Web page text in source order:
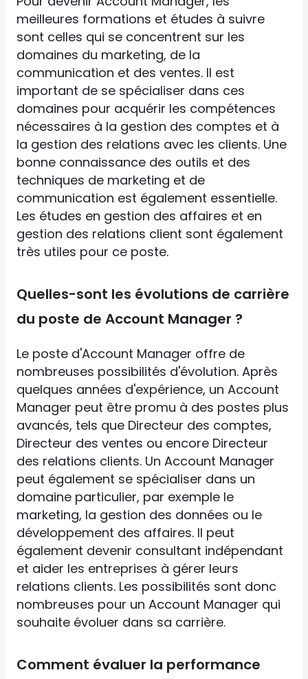
meilleures formations et études à suivre
sont celles qui se concentrent sur les
domaines du marketing, de la
communication et des ventes. Il est
important de se spécialiser dans ces
domaines pour acquérir les compétences
nécessaires à la gestion des comptes et à
la gestion des relations avec les clients. Une
bonne connaissance des outils et des
techniques de marketing et de
communication est également essentielle.
Les études en gestion des affaires et en
gestion des relations client sont également
très utiles pour ce poste.
Quelles-sont les évolutions de carrière
du poste de Account Manager ?
Le poste d'Account Manager offre de
nombreuses possibilités d'évolution. Après
quelques années d'expérience, un Account
Manager peut être promu à des postes plus
avancés, tels que Directeur des comptes,
Directeur des ventes ou encore Directeur
des relations clients. Un Account Manager
peut également se spécialiser dans un
domaine particulier, par exemple le
marketing, la gestion des données ou le
développement des affaires. Il peut
également devenir consultant indépendant
et aider les entreprises à gérer leurs
relations clients. Les possibilités sont donc
nombreuses pour un Account Manager qui
souhaite évoluer dans sa carrière.
Comment évaluer la performance